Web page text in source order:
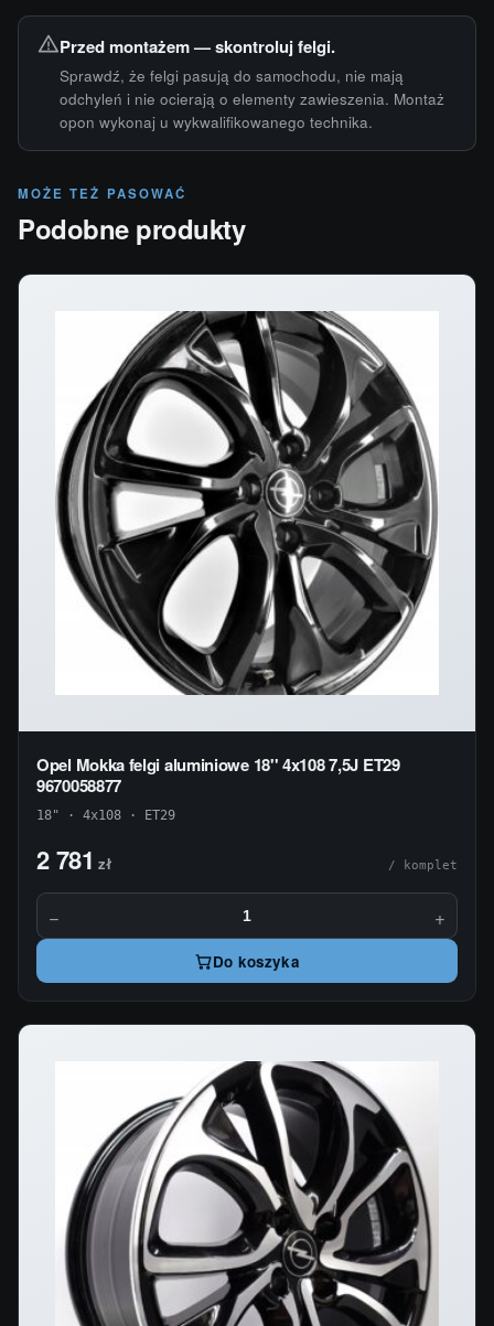
Przed montażem — skontroluj felgi.
Sprawdź, że felgi pasują do samochodu, nie mają
odchyleń i nie ocierają o elementy zawieszenia. Montaż
opon wykonaj u wykwalifikowanego technika.
MOŻE TEŻ PASOWAĆ
Podobne produkty
Opel Mokka felgi aluminiowe 18'' 4x108 7,5J ET29
9670058877
18" · 4x108 · ET29
2 781 zł / komplet
− +
Do koszyka